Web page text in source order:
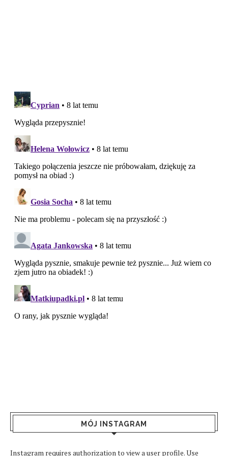
MÓJ INSTAGRAM
Instagram requires authorization to view a user profile. Use